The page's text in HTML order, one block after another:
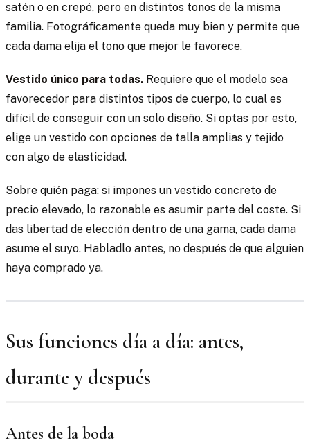
satén o en crepé, pero en distintos tonos de la misma
familia. Fotográficamente queda muy bien y permite que
cada dama elija el tono que mejor le favorece.
Vestido único para todas. Requiere que el modelo sea
favorecedor para distintos tipos de cuerpo, lo cual es
difícil de conseguir con un solo diseño. Si optas por esto,
elige un vestido con opciones de talla amplias y tejido
con algo de elasticidad.
Sobre quién paga: si impones un vestido concreto de
precio elevado, lo razonable es asumir parte del coste. Si
das libertad de elección dentro de una gama, cada dama
asume el suyo. Habladlo antes, no después de que alguien
haya comprado ya.
Sus funciones día a día: antes,
durante y después
Antes de la boda